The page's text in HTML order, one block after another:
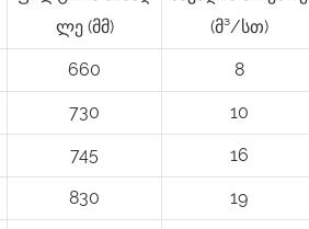
ლე (მმ)
(მ³/სთ)
660 8
730 10
745 16
830 19